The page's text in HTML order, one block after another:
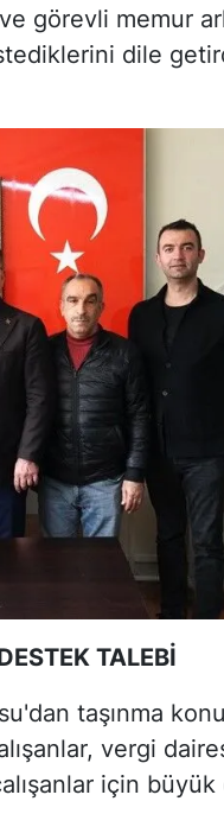
görevli memur
dile
TALEBİ
taşınma
vergi
için büyük